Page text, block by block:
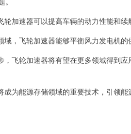
加速器可以提高车辆的动力性能和续
，飞轮加速器能够平衡风力发电机的
飞轮加速器将有望在更多领域得到应
为能源存储领域的重要技术，引领能